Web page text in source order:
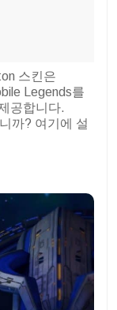
스킨은
Legends를
공합니다.
까? 여기에 설